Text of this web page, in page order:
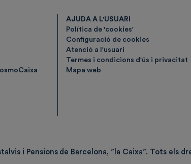
AJUDA A L'USUARI
Política de 'cookies'
Configuració de cookies
Atenció a l'usuari
Termes i condicions d'ús i privacitat
Mapa web
i Pensions de Barcelona, ”la Caixa”. Tots els